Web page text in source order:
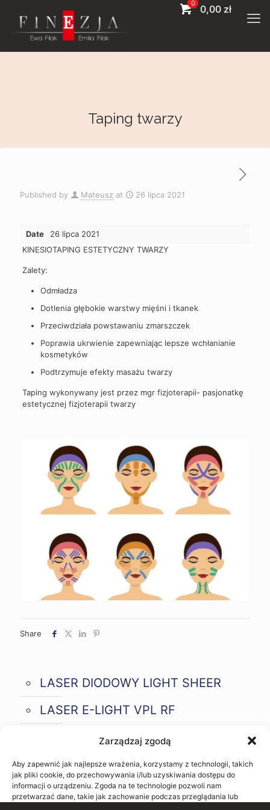
Zarządzaj zgodą
Aby zapewnić jak najlepsze wrażenia, korzystamy z technologii, takich
jak pliki cookie, do przechowywania i/lub uzyskiwania dostępu do
informacji o urządzeniu. Zgoda na te technologie pozwoli nam
przetwarzać dane, takie jak zachowanie podczas przeglądania lub
0 0,00 zł
taping twarzy
Published by Mateusz at 26 lipca 2021
Date
26 lipca 2021
KINESIOTAPING ESTETYCZNY TWARZY
Zalety:
Odmładza
Dotlenia głębokie warstwy mięśni i tkanek
Przeciwdziała powstawaniu zmarszczek
Poprawia ukrwienie zapewniając lepsze wchłanianie
kosmetyków
Podtrzymuje efekty masażu twarzy
Taping wykonywany jest przez mgr fizjoterapii- pasjonatkę
estetycznej fizjoterapii twarzy
Share
LASER DIODOWY LIGHT SHEER
LASER E-LIGHT VPL RF
LASER SHR